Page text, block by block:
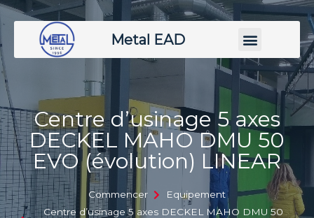
Metal EAD
Centre d’usinage 5 axes
DECKEL MAHO DMU 50
EVO (évolution) LINEAR
Commencer
Equipement
Centre d’usinage 5 axes DECKEL MAHO DMU 50